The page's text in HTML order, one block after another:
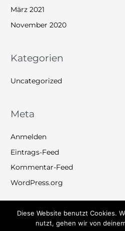
März 2021
November 2020
Kategorien
Uncategorized
Meta
Anmelden
Eintrags-Feed
Kommentar-Feed
WordPress.org
Copyright © 2026AAF
Diese Website benutzt Cookies.
nutzt, gehen wir von